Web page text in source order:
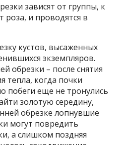
зависят от группы, к
и проводятся в
кустов, высаженных
экземпляров.
обрезки – после снятия
тепла, когда почки
побеги еще не тронулись
золотую середину,
обрезке лопнувшие
могут повредить
а слишком поздняя